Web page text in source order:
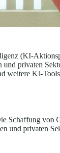
(KI-
privaten
weitere KI-
Schaffung von
und privaten